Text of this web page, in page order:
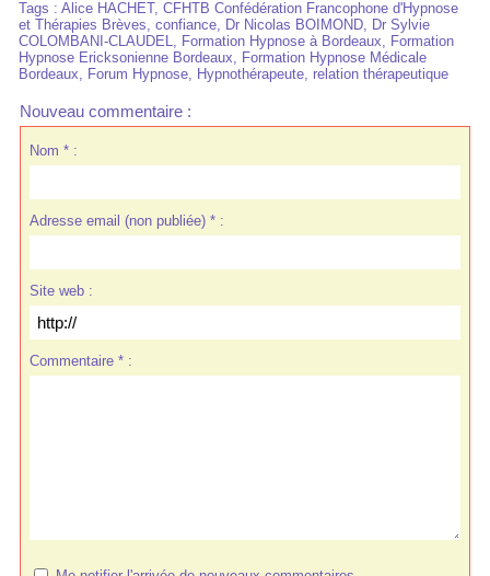
Tags : Alice HACHET, CFHTB Confédération Francophone d'Hypnose
et Thérapies Brèves, confiance, Dr Nicolas BOIMOND, Dr Sylvie
COLOMBANI-CLAUDEL, Formation Hypnose à Bordeaux, Formation
Hypnose Ericksonienne Bordeaux, Formation Hypnose Médicale
Bordeaux, Forum Hypnose, Hypnothérapeute, relation thérapeutique
Nouveau commentaire :
Nom * :
Adresse email (non publiée) * :
Site web :
Commentaire * :